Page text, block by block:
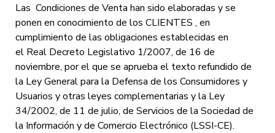
Las Condiciones de Venta han sido elaboradas y se
ponen en conocimiento de los CLIENTES , en
cumplimiento de las obligaciones establecidas en
el Real Decreto Legislativo 1/2007, de 16 de
noviembre, por el que se aprueba el texto refundido de
la Ley General para la Defensa de los Consumidores y
Usuarios y otras leyes complementarias y la Ley
34/2002, de 11 de julio, de Servicios de la Sociedad de
la Información y de Comercio Electrónico (LSSI-CE).